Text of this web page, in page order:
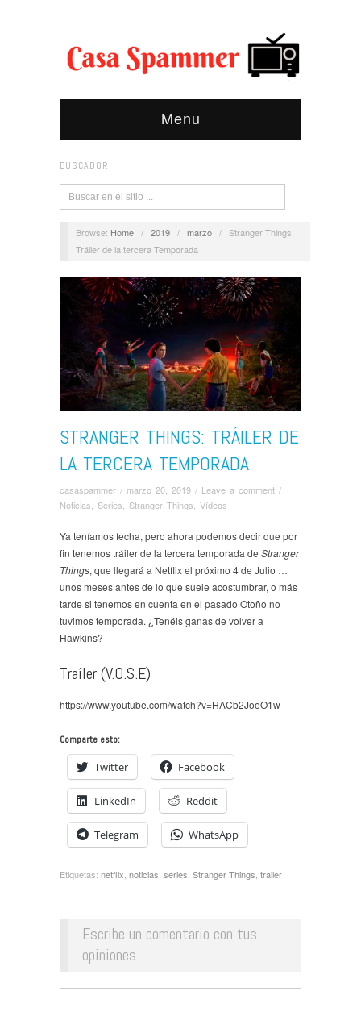
Menu
BUSCADOR
Browse: Home / 2019 / marzo / Stranger Things:
Tráiler de la tercera Temporada
STRANGER THINGS: TRÁILER DE
LA TERCERA TEMPORADA
casaspammer / marzo 20, 2019 / Leave a comment /
Noticias
Series Stranger Things Ví­deos
Ya teníamos fecha, pero ahora podemos decir que por
fin tenemos tráiler de la tercera temporada de Stranger
Things, que llegará a Netflix el próximo 4 de Julio …
unos meses antes de lo que suele acostumbrar, o más
tarde si tenemos en cuenta en el pasado Otoño no
tuvimos temporada. ¿Tenéis ganas de volver a
Hawkins?
Traíler (V.O.S.E)
https://www.youtube.com/watch?v=HACb2JoeO1w
Comparte esto:
Twitter Facebook
LinkedIn Reddit
Telegram WhatsApp
Etiquetas: netflix noticias series Stranger Things trailer
Escribe un comentario con tus
opiniones